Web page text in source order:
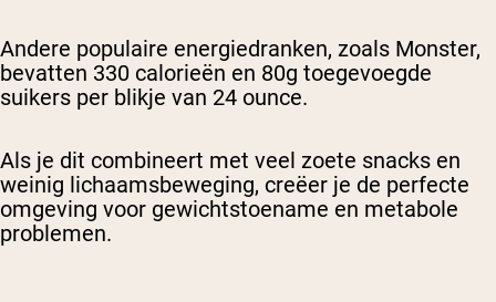
Andere populaire energiedranken, zoals Monster,
bevatten 330 calorieën en 80g toegevoegde
suikers per blikje van 24 ounce.
Als je dit combineert met veel zoete snacks en
weinig lichaamsbeweging, creëer je de perfecte
omgeving voor gewichtstoename en metabole
problemen.